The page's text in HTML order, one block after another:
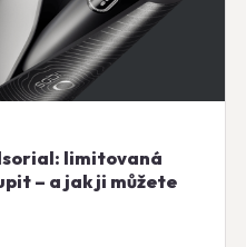
limitovaná
– a jak ji můžete